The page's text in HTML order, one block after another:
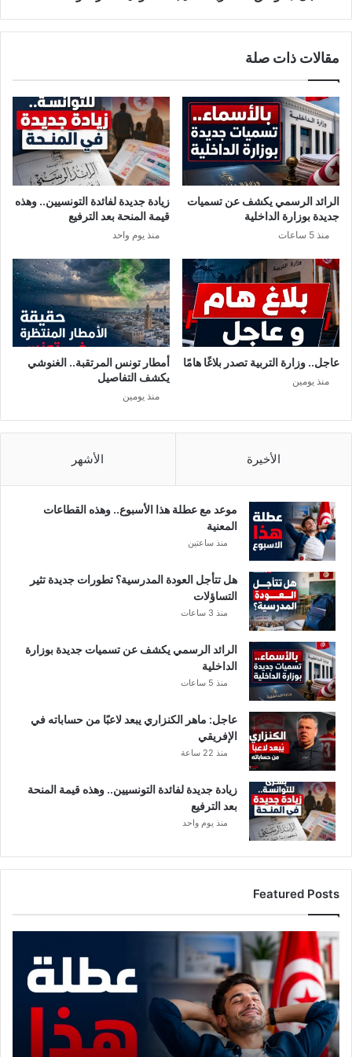
ف
ه
ا
ل
ر
ب
:
ا
ن
ي
ب
ة
ا
ل
ع
م
ت
ك
و
ك
ف
…
مقالات ذات صلة
الرائد الرسمي يكشف عن تسميات
جديدة بوزارة الداخلية
منذ 5 ساعات
زيادة جديدة لفائدة التونسيين.. وهذه
قيمة المنحة بعد الترفيع
منذ يوم واحد
عاجل.. وزارة التربية تصدر بلاغًا هامًا
منذ يومين
أمطار تونس المرتقبة.. الغنوشي
يكشف التفاصيل
منذ يومين
الأخيرة الأشهر
موعد مع عطلة هذا الأسبوع.. وهذه القطاعات
المعنية
منذ ساعتين
هل تتأجل العودة المدرسية؟ تطورات جديدة تثير
التساؤلات
منذ 3 ساعات
الرائد الرسمي يكشف عن تسميات جديدة بوزارة
الداخلية
منذ 5 ساعات
عاجل: ماهر الكنزاري يبعد لاعبًا من حساباته في
الإفريقي
منذ 22 ساعة
زيادة جديدة لفائدة التونسيين.. وهذه قيمة المنحة
بعد الترفيع
منذ يوم واحد
Featured Posts
م
د
م
ع
ع